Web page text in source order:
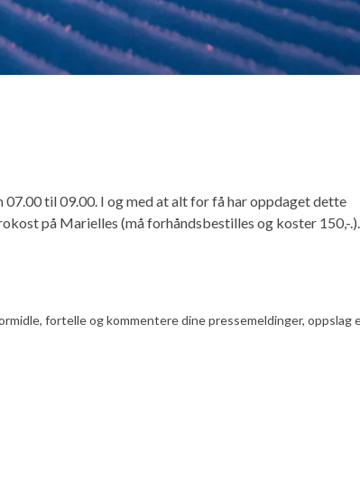
til 09.00. I og med at alt for få har oppdaget dette
på Marielles (må forhåndsbestilles og koster 150,-.).
fortelle og kommentere dine pressemeldinger,